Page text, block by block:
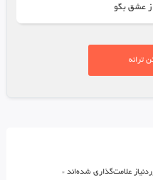
عشق بگو
ترانه
علامت‌گذاری شده‌اند *